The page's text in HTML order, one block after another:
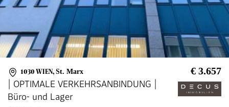
1030 WIEN, St. Marx € 3.657
| OPTIMALE VERKEHRSANBINDUNG |
Büro- und Lager